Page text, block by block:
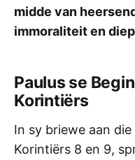
midde van
immoraliteit en
Paulus se
Korintiërs
In sy briewe aan
Korintiërs 8 en 9,